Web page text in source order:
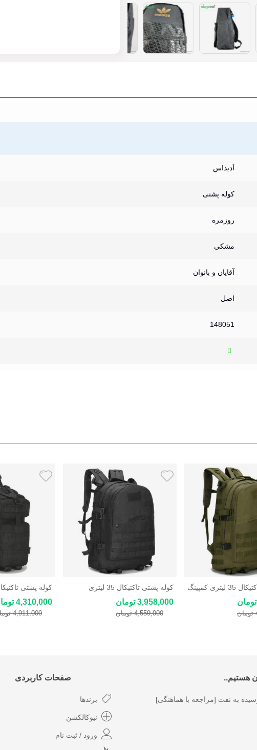
آدیداس
کوله پشتی
روزمره
مشکی
آقایان و بانوان
اصل
148051
کوله پشتی تاکتیکال 35 لیتری کمپینگ
کوله پشتی تاکتیکال 35 لیتری
کوهنوردی و کمپینگ
3,958,000 تومان
4,559,000 تومان
کوله پشتی تاکتیکال 30
4,310,000 تومان
4,911,000 تومان
هستیم..
به نفت [مراجعه با هماهنگی]
صفحات کاربردی
برندها
نیوکالکشن
ورود / ثبت نام